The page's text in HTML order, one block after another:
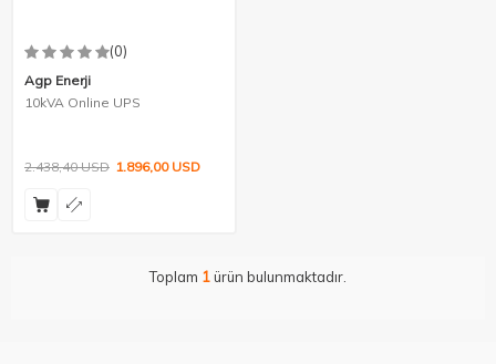
(0)
Agp Enerji
10kVA Online UPS
2.438,40USD 1.896,00USD
Toplam 1ürün bulunmaktadır.